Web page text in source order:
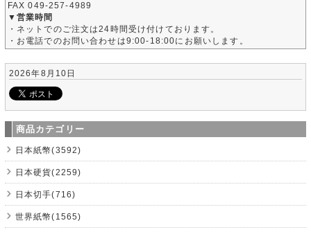
FAX 049-257-4989
▼営業時間
・ネットでのご注文は24時間受け付けております。
・お電話でのお問い合わせは9:00-18:00にお願いします。
2026年8月10日
商品カテゴリー
日本紙幣(3592)
日本硬貨(2259)
日本切手(716)
世界紙幣(1565)